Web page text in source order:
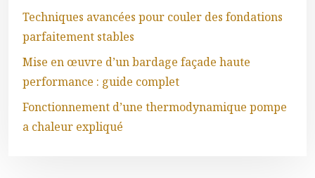
Techniques avancées pour couler des fondations
parfaitement stables
Mise en œuvre d’un bardage façade haute
performance : guide complet
Fonctionnement d’une thermodynamique pompe
a chaleur expliqué